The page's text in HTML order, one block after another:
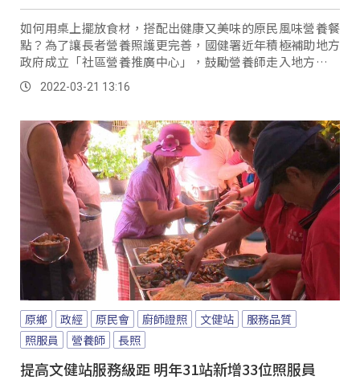
如何用桌上擺放食材，搭配出健康又美味的原民風味營養餐
點？為了讓長者營養照護更完善，國健署近年積極補助地方
政府成立「社區營養推廣中心」，鼓勵營養師走入地方提供
專業知識，並結合當地特色，制定獨有的飲食規劃...。
2022-03-21 13:16
原鄉 政經 原民會 廚師證照 文健站
服務品質
照服員
營養師 長照
提高文健站服務級距 明年31站新增33位照服員